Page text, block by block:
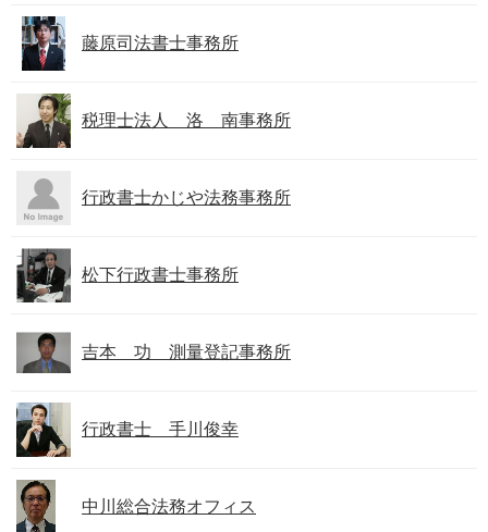
藤原司法書士事務所
税理士法人 洛 南事務所
行政書士かじや法務事務所
松下行政書士事務所
吉本 功 測量登記事務所
行政書士 手川俊幸
中川総合法務オフィス